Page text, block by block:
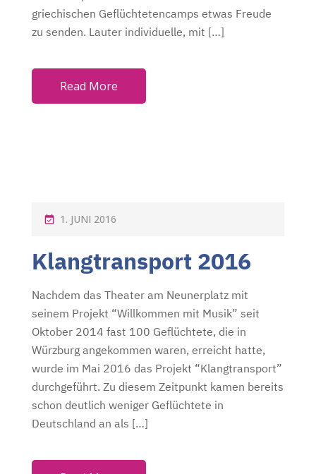
griechischen Geflüchtetencamps etwas Freude
zu senden. Lauter individuelle, mit […]
Read More
P
S
E
D
O
N
1. JUNI 2016
Klangtransport 2016
Nachdem das Theater am Neunerplatz mit
seinem Projekt “Willkommen mit Musik” seit
Oktober 2014 fast 100 Geflüchtete, die in
Würzburg angekommen waren, erreicht hatte,
wurde im Mai 2016 das Projekt “Klangtransport”
durchgeführt. Zu diesem Zeitpunkt kamen bereits
schon deutlich weniger Geflüchtete in
Deutschland an als […]